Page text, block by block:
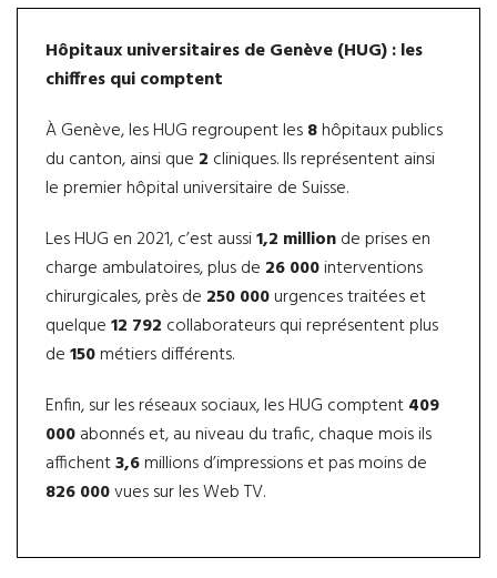
Hôpitaux universitaires de Genève (HUG) : les
chiffres qui comptent
À Genève, les HUG regroupent les8hôpitaux publics
du canton, ainsi que 2 cliniques. Ils représentent ainsi
le premier hôpital universitaire de Suisse.
Les HUG en 2021, c’est aussi1,2 millionde prises en
charge ambulatoires, plus de 26 000interventions
chirurgicales, près de 250 000urgences traitées et
quelque12 792 collaborateurs qui représentent plus
de150métiers différents.
Enfin, sur les réseaux sociaux, les HUG comptent409
000abonnés et, au niveau du trafic, chaque mois ils
affichent3,6millions d’impressions et pas moins de
826 000vues sur les Web TV.